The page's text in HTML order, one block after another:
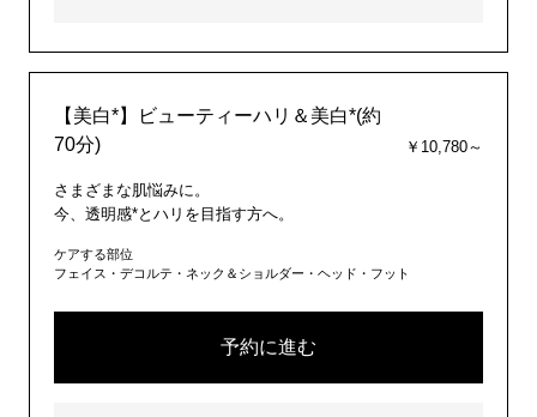
【美白*】ビューティーハリ＆美白*(約
70分)
￥10,780～
さまざまな肌悩みに。
今、透明感*とハリを目指す方へ。
ケアする部位
フェイス・デコルテ・ネック＆ショルダー・ヘッド・フット
予約に進む